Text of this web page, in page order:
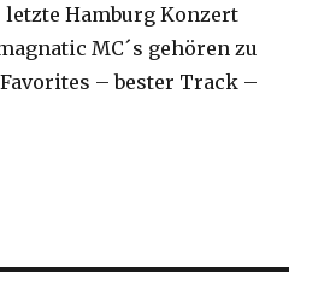
Hamburg Konzert
MC´s gehören zu
– bester Track –